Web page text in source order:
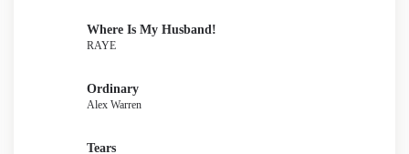
Where Is My Husband!
RAYE
Ordinary
Alex Warren
Tears